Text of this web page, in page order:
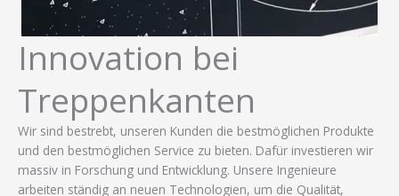
Innovation bei
Treppenkanten
Wir sind bestrebt, unseren Kunden die bestmöglichen Produkte
und den bestmöglichen Service zu bieten. Dafür investieren wir
massiv in Forschung und Entwicklung. Unsere Ingenieure
arbeiten ständig an neuen Technologien, um die Qualität,